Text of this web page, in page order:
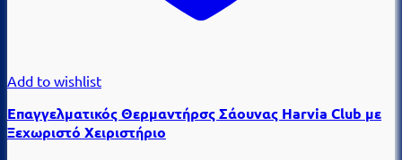
Add to wishlist
Επαγγελματικός Θερμαντήρσς Σάουνας Harvia Club με
Ξεχωριστό Χειριστήριο